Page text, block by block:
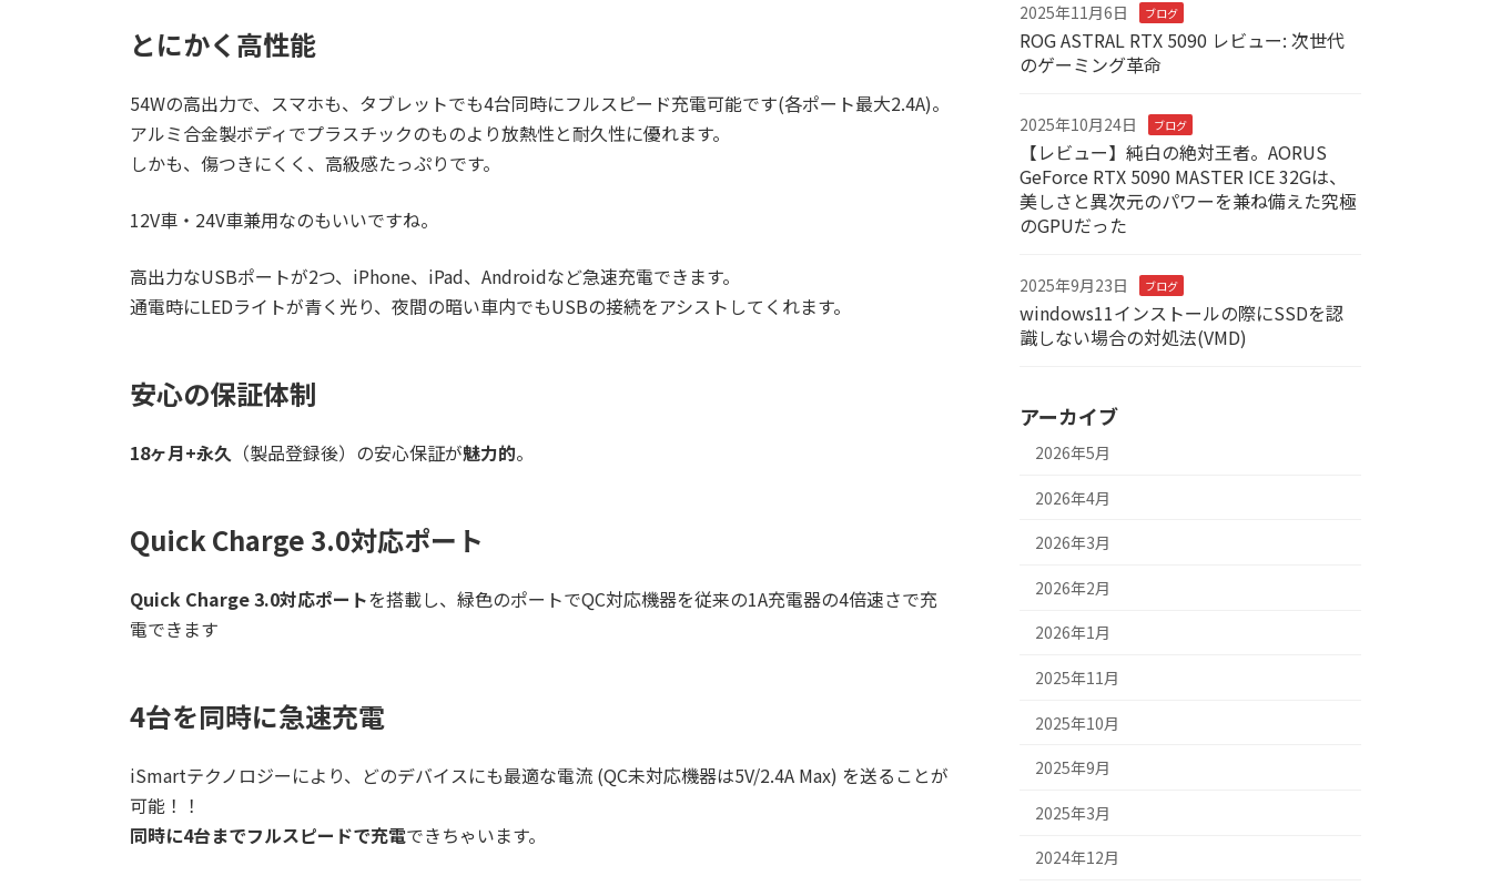
とにかく高性能
54Wの高出力で、スマホも、タブレットでも4台同時にフルスピード充電可能です(各ポート最大2.4A)。
アルミ合金製ボディでプラスチックのものより放熱性と耐久性に優れます。
しかも、傷つきにくく、高級感たっぷりです。
12V車・24V車兼用なのもいいですね。
高出力なUSBポートが2つ、iPhone、iPad、Androidなど急速充電できます。
通電時にLEDライトが青く光り、夜間の暗い車内でもUSBの接続をアシストしてくれます。
安心の保証体制
18ヶ月+永久 （製品登録後）の安心保証が魅力的。
Quick Charge 3.0対応ポート
Quick Charge 3.0対応ポートを搭載し、緑色のポートでQC対応機器を従来の1A充電器の4倍速さで充
電できます
4台を同時に急速充電
iSmartテクノロジーにより、どのデバイスにも最適な電流 (QC未対応機器は5V/2.4A Max) を送ることが
可能！！
同時に4台までフルスピードで充電できちゃいます。
2025年11月6日 ブログ
ROG ASTRAL RTX 5090 レビュー: 次世代
のゲーミング革命
2025年10月24日 ブログ
【レビュー】純白の絶対王者。AORUS
GeForce RTX 5090 MASTER ICE 32Gは、
美しさと異次元のパワーを兼ね備えた究極
のGPUだった
2025年9月23日 ブログ
windows11インストールの際にSSDを認
識しない場合の対処法(VMD)
アーカイブ
2026年5月
2026年4月
2026年3月
2026年2月
2026年1月
2025年11月
2025年10月
2025年9月
2025年3月
2024年12月